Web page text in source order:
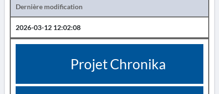
Dernière modification
2026-03-12 12:02:08
Projet Chronika